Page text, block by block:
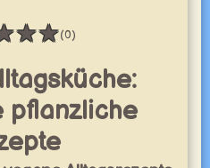
★★0 / 5
(0)
pflanzliche